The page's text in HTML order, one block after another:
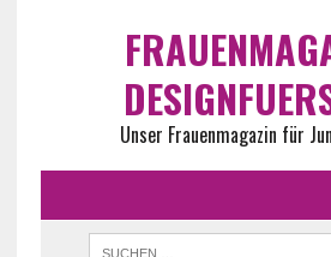
Unser Frauenmagazin für